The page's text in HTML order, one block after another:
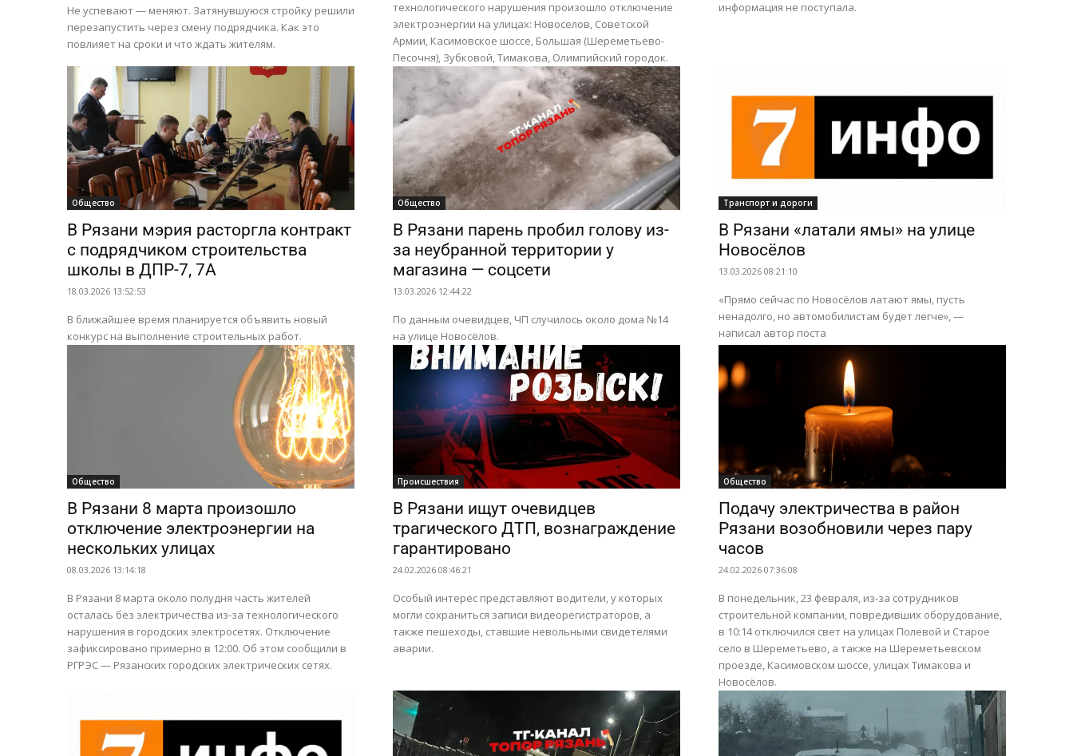
Не успевают — меняют. Затянувшуюся стройку решили
перезапустить через смену подрядчика. Как это
повлияет на сроки и что ждать жителям.
технологического нарушения произошло отключение
электроэнергии на улицах: Новоселов, Советской
Армии, Касимовское шоссе, Большая (Шереметьево-
Песочня), Зубковой, Тимакова, Олимпийский городок.
информация не поступала.
Общество
В Рязани мэрия расторгла контракт
с подрядчиком строительства
школы в ДПР-7, 7А
18.03.2026 13:52:53
В ближайшее время планируется объявить новый
конкурс на выполнение строительных работ.
Общество
В Рязани парень пробил голову из-
за неубранной территории у
магазина — соцсети
13.03.2026 12:44:22
По данным очевидцев, ЧП случилось около дома №14
на улице Новосёлов.
Транспорт и дороги
В Рязани «латали ямы» на улице
Новосёлов
13.03.2026 08:21:10
«Прямо сейчас по Новосёлов латают ямы, пусть
ненадолго, но автомобилистам будет легче», —
написал автор поста
Общество
В Рязани 8 марта произошло
отключение электроэнергии на
нескольких улицах
08.03.2026 13:14:18
В Рязани 8 марта около полудня часть жителей
осталась без электричества из-за технологического
нарушения в городских электросетях. Отключение
зафиксировано примерно в 12:00. Об этом сообщили в
РГРЭС — Рязанских городских электрических сетях.
Происшествия
В Рязани ищут очевидцев
трагического ДТП, вознаграждение
гарантировано
24.02.2026 08:46:21
Особый интерес представляют водители, у которых
могли сохраниться записи видеорегистраторов, а
также пешеходы, ставшие невольными свидетелями
аварии.
Общество
Подачу электричества в район
Рязани возобновили через пару
часов
24.02.2026 07:36:08
В понедельник, 23 февраля, из-за сотрудников
строительной компании, повредивших оборудование,
в 10:14 отключился свет на улицах Полевой и Старое
село в Шереметьево, а также на Шереметьевском
проезде, Касимовском шоссе, улицах Тимакова и
Новосёлов.